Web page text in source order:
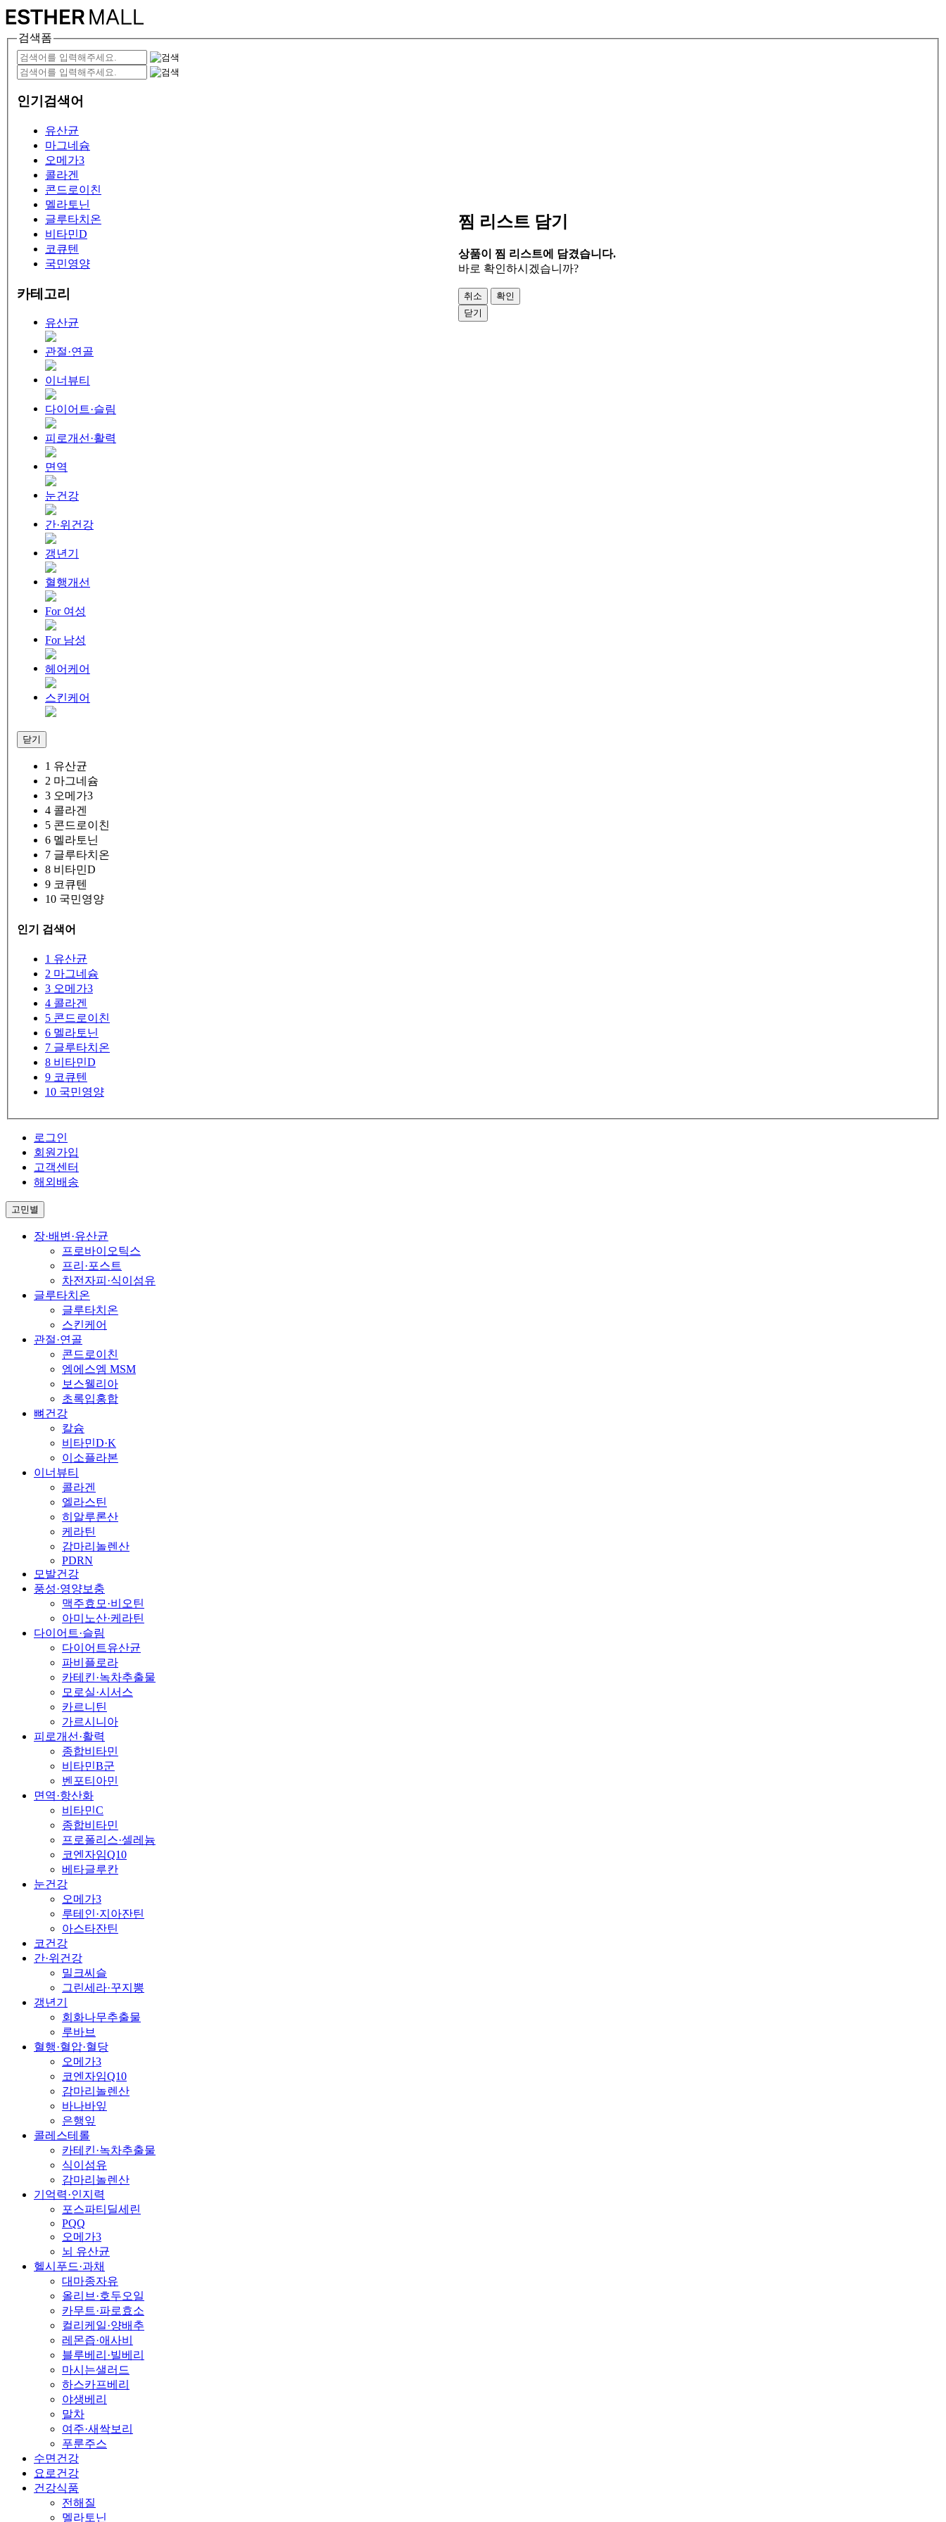
검색폼
인기검색어
유산균
마그네슘
오메가3
콜라겐
콘드로이친
멜라토닌
글루타치온
비타민D
코큐텐
국민영양
카테고리
유산균
관절·연골
이너뷰티
다이어트·슬림
피로개선·활력
면역
눈건강
간·위건강
갱년기
혈행개선
For 여성
For 남성
헤어케어
스킨케어
닫기
1 유산균
2 마그네슘
3 오메가3
4 콜라겐
5 콘드로이친
6 멜라토닌
7 글루타치온
8 비타민D
9 코큐텐
10 국민영양
인기 검색어
1 유산균
2 마그네슘
3 오메가3
4 콜라겐
5 콘드로이친
6 멜라토닌
7 글루타치온
8 비타민D
9 코큐텐
10 국민영양
로그인
회원가입
고객센터
해외배송
고민별
장·배변·유산균
프로바이오틱스
프리·포스트
차전자피·식이섬유
글루타치온
글루타치온
스킨케어
관절·연골
콘드로이친
엠에스엠 MSM
보스웰리아
초록입홍합
뼈건강
칼슘
비타민D·K
이소플라본
이너뷰티
콜라겐
엘라스틴
히알루론산
케라틴
감마리놀렌산
PDRN
모발건강
풍성·영양보충
맥주효모·비오틴
아미노산·케라틴
다이어트·슬림
다이어트유산균
파비플로라
카테킨·녹차추출물
모로실·시서스
카르니틴
가르시니아
피로개선·활력
종합비타민
비타민B군
벤포티아민
면역·항산화
비타민C
종합비타민
프로폴리스·셀레늄
코엔자임Q10
베타글루칸
눈건강
오메가3
루테인·지아잔틴
아스타잔틴
코건강
간·위건강
밀크씨슬
그린세라·꾸지뽕
갱년기
회화나무추출물
루바브
혈행·혈압·혈당
오메가3
코엔자임Q10
감마리놀렌산
바나바잎
은행잎
콜레스테롤
카테킨·녹차추출물
식이섬유
감마리놀렌산
기억력·인지력
포스파티딜세린
PQQ
오메가3
뇌 유산균
헬시푸드·과채
대마종자유
올리브·호두오일
카무트·파로효소
컬리케일·양배추
레몬즙·애사비
블루베리·빌베리
마시는샐러드
하스카프베리
야생베리
말차
여주·새싹보리
푸룬주스
수면건강
요로건강
건강식품
전해질
멜라토닌
찜 리스트 담기
상품이 찜 리스트에 담겼습니다.
바로 확인하시겠습니까?
취소
확인
닫기